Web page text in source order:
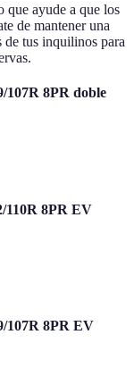
que ayude a que los
de mantener una
de tus inquilinos para
107R 8PR doble
110R 8PR EV
107R 8PR EV